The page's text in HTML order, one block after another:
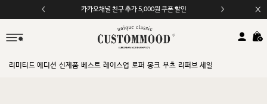
모바일 앱 자동 2,000원 할인
리미티드 에디션 신제품 베스트 레이스업 로퍼 몽크 부츠 리퍼브 세일